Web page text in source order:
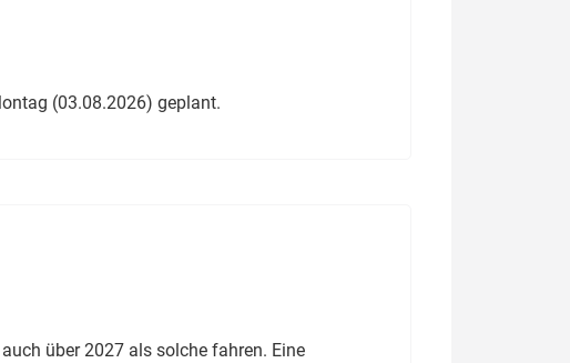
(03.08.2026) geplant.
über 2027 als solche fahren. Eine